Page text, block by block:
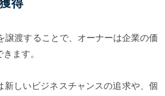
得
譲渡することで、オーナーは企業の価
ます。
新しいビジネスチャンスの追求や、個